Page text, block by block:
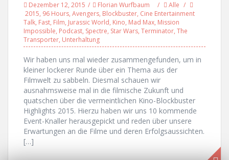
Dezember 12, 2015 Florian Wurfbaum
Alle
2015, 96 Hours, Avengers, Blockbuster, Cine Entertainment
Talk, Fast, Film, Jurassic World, Kino, Mad Max, Mission
Impossible, Podcast, Spectre, Star Wars, Terminator, The
Transporter, Unterhaltung
Wir haben uns mal wieder zusammengefunden, um in
kleiner lockerer Runde über ein Thema aus der
Filmwelt zu sabbeln. Diesmal schauen wir
ausnahmsweise mal in die filmische Zukunft und
quatschen über die vermeintlichen Kino-Blockbuster
Highlights 2015. Hierzu haben wir uns 10 kommende
Event-Knaller herausgepickt und reden über unsere
Erwartungen an die Filme und deren Erfolgsaussichten.
[…]